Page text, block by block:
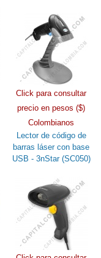
Click para consultar
precio en pesos ($)
Colombianos
Lector de código de
barras láser con base
USB - 3nStar (SC050)